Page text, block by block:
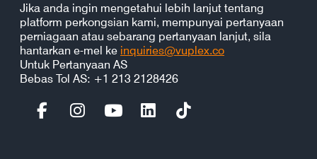
Jika anda ingin mengetahui lebih lanjut tentang
platform perkongsian kami, mempunyai pertanyaan
perniagaan atau sebarang pertanyaan lanjut, sila
hantarkan e-mel ke inquiries@vuplex.co
Untuk Pertanyaan AS
Bebas Tol AS: +1 213 2128426